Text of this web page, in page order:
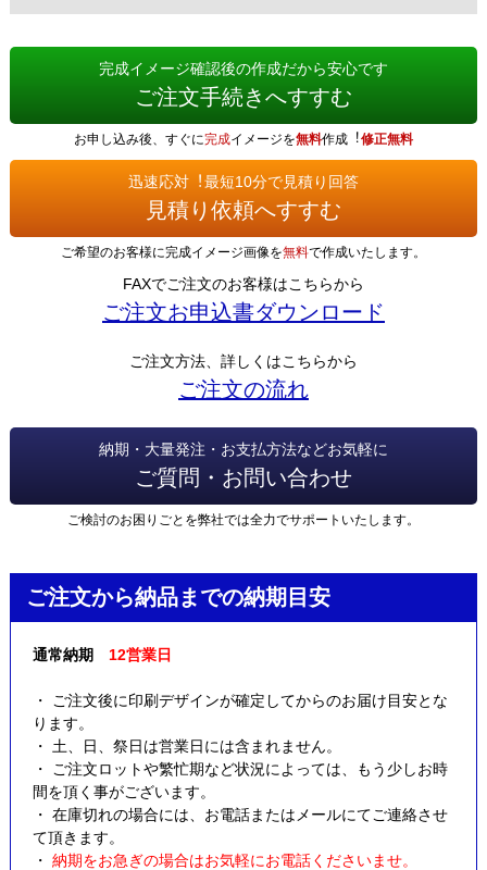
完成イメージ確認後の作成だから安心です
ご注文手続きへすすむ
お申し込み後、すぐに完成イメージを無料作成︕修正無料
迅速応対︕最短10分で見積り回答
見積り依頼へすすむ
ご希望のお客様に完成イメージ画像を無料で作成いたします。
FAXでご注文のお客様はこちらから
ご注文お申込書ダウンロード
ご注文方法、詳しくはこちらから
ご注文の流れ
納期・大量発注・お支払方法などお気軽に
ご質問・お問い合わせ
ご検討のお困りごとを弊社では全力でサポートいたします。
ご注文から納品までの納期目安
通常納期 12営業日
・ ご注文後に印刷デザインが確定してからのお届け目安とな
ります。
・ 土、日、祭日は営業日には含まれません。
・ ご注文ロットや繁忙期など状況によっては、もう少しお時
間を頂く事がございます。
・ 在庫切れの場合には、お電話またはメールにてご連絡させ
て頂きます。
・ 納期をお急ぎの場合はお気軽にお電話くださいませ。